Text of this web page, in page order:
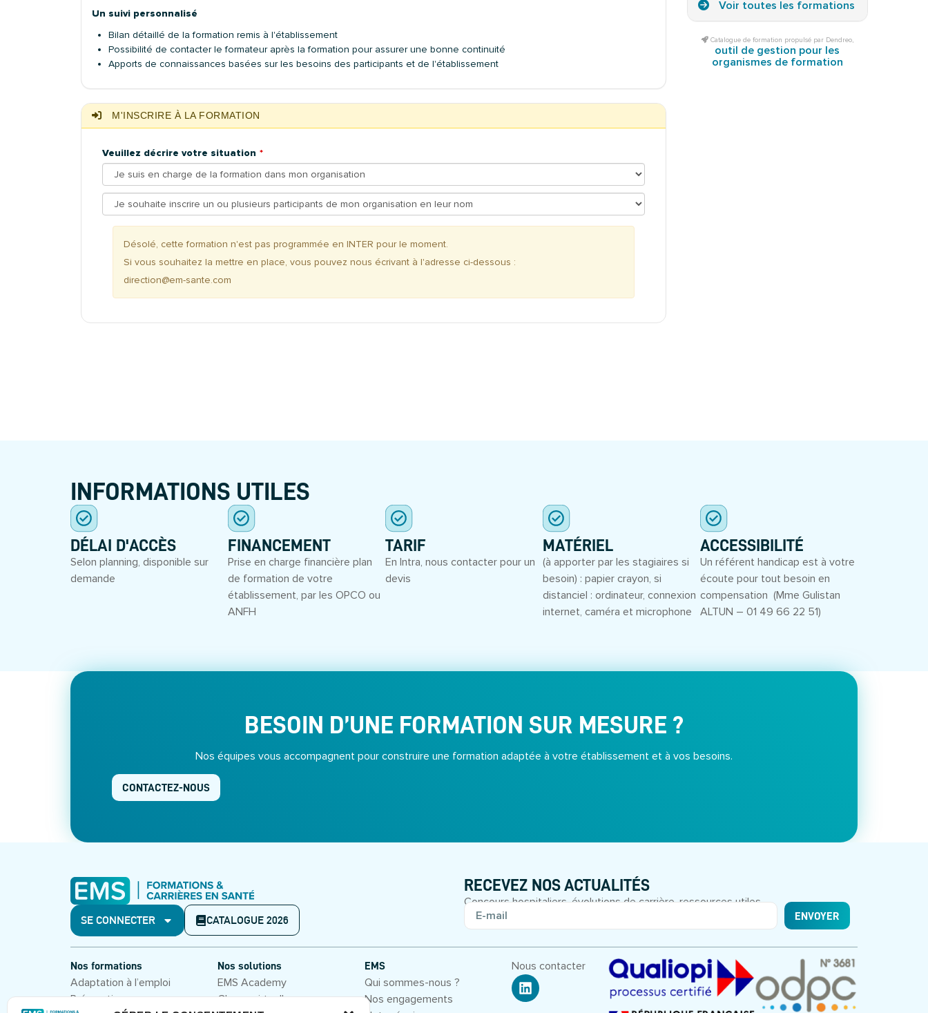
Un suivi personnalisé
Bilan détaillé de la formation remis à l'établissement
Possibilité de contacter le formateur après la formation pour assurer une bonne continuité
Apports de connaissances basées sur les besoins des participants et de l'établissement
M'INSCRIRE À LA FORMATION
Veuillez décrire votre situation
Désolé, cette formation n'est pas programmée en INTER pour le moment.
Si vous souhaitez la mettre en place, vous pouvez nous écrivant à l'adresse ci-dessous :
direction@em-sante.com
Voir toutes les formations
Catalogue de formation propulsé par Dendreo,
outil de gestion pour les
organismes de formation
INFORMATIONS UTILES
DÉLAI D'ACCÈS
Selon planning, disponible sur
demande
FINANCEMENT
Prise en charge financière plan
de formation de votre
établissement, par les OPCO ou
ANFH
TARIF
En Intra, nous contacter pour un
devis
MATÉRIEL
(à apporter par les stagiaires si
besoin) : papier crayon, si
distanciel : ordinateur, connexion
internet, caméra et microphone
ACCESSIBILITÉ
Un référent handicap est à votre
écoute pour tout besoin en
compensation (Mme Gulistan
ALTUN – 01 49 66 22 51)
BESOIN D’UNE FORMATION SUR MESURE ?
Nos équipes vous accompagnent pour construire une formation adaptée à votre établissement et à vos besoins.
CONTACTEZ-NOUS
SE CONNECTER CATALOGUE 2026
RECEVEZ NOS ACTUALITÉS
Concours hospitaliers, évolutions de carrière, ressources utiles.
ENVOYER
Nos formations
Adaptation à l’emploi
Préparation aux concours
Nos solutions
EMS Academy
Classe virtuelle
EMS
Qui sommes-nous ?
Nos engagements
Nous contacter